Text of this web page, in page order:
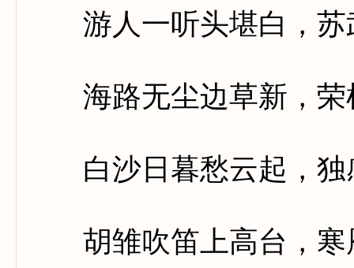
游人一听头堪白，苏
海路无尘边草新，荣
白沙日暮愁云起，独
胡雏吹笛上高台，寒